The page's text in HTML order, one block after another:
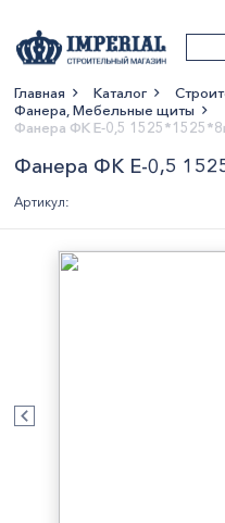
Главная Каталог
Фанера, Мебельные щиты
Фанера ФК Е-0,5
Фанера ФК Е-0,5
Артикул: